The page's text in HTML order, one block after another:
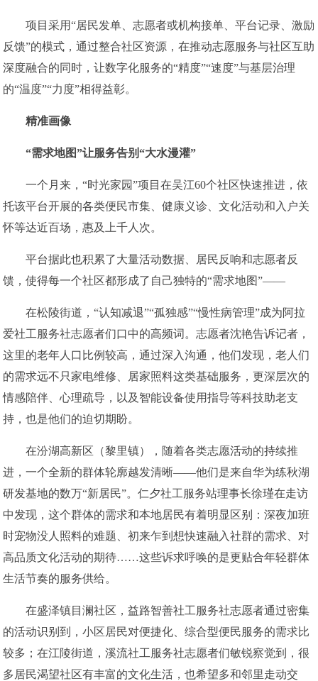
项目采用“居民发单、志愿者或机构接单、平台记录、激励
反馈”的模式，通过整合社区资源，在推动志愿服务与社区互助
深度融合的同时，让数字化服务的“精度”“速度”与基层治理
的“温度”“力度”相得益彰。
精准画像
“需求地图”让服务告别“大水漫灌”
一个月来，“时光家园”项目在吴江60个社区快速推进，依
托该平台开展的各类便民市集、健康义诊、文化活动和入户关
怀等达近百场，惠及上千人次。
平台据此也积累了大量活动数据、居民反响和志愿者反
馈，使得每一个社区都形成了自己独特的“需求地图”——
在松陵街道，“认知减退”“孤独感”“慢性病管理”成为阿拉
爱社工服务社志愿者们口中的高频词。志愿者沈艳告诉记者，
这里的老年人口比例较高，通过深入沟通，他们发现，老人们
的需求远不只家电维修、居家照料这类基础服务，更深层次的
情感陪伴、心理疏导，以及智能设备使用指导等科技助老支
持，也是他们的迫切期盼。
在汾湖高新区（黎里镇），随着各类志愿活动的持续推
进，一个全新的群体轮廓越发清晰——他们是来自华为练秋湖
研发基地的数万“新居民”。仁夕社工服务站理事长徐瑾在走访
中发现，这个群体的需求和本地居民有着明显区别：深夜加班
时宠物没人照料的难题、初来乍到想快速融入社群的需求、对
高品质文化活动的期待……这些诉求呼唤的是更贴合年轻群体
生活节奏的服务供给。
在盛泽镇目澜社区，益路智善社工服务社志愿者通过密集
的活动识别到，小区居民对便捷化、综合型便民服务的需求比
较多；在江陵街道，溪流社工服务社志愿者们敏锐察觉到，很
多居民渴望社区有丰富的文化生活，也希望多和邻里走动交